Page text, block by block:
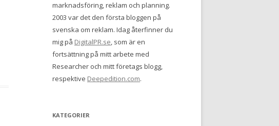
marknadsföring, reklam och planning.
2003 var det den första bloggen på
svenska om reklam. Idag återfinner du
mig på DigitalPR.se, som är en
fortsättning på mitt arbete med
Researcher och mitt företags blogg,
respektive Deepedition.com.
KATEGORIER